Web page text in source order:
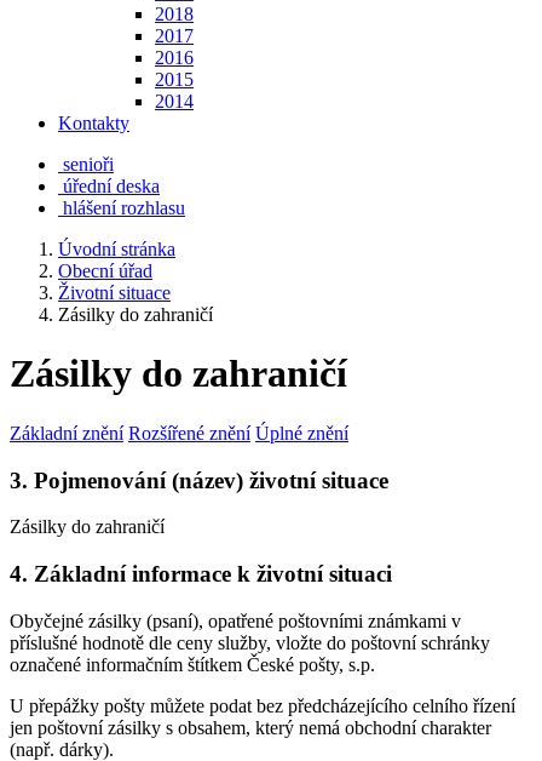
2018
2017
2016
2015
2014
Kontakty
senioři
úřední deska
hlášení rozhlasu
Úvodní stránka
Obecní úřad
Životní situace
Zásilky do zahraničí
Zásilky do zahraničí
Základní znění Rozšířené znění Úplné znění
3. Pojmenování (název) životní situace
Zásilky do zahraničí
4. Základní informace k životní situaci
Obyčejné zásilky (psaní), opatřené poštovními známkami v
příslušné hodnotě dle ceny služby, vložte do poštovní schránky
označené informačním štítkem České pošty, s.p.
U přepážky pošty můžete podat bez předcházejícího celního řízení
jen poštovní zásilky s obsahem, který nemá obchodní charakter
(např. dárky).